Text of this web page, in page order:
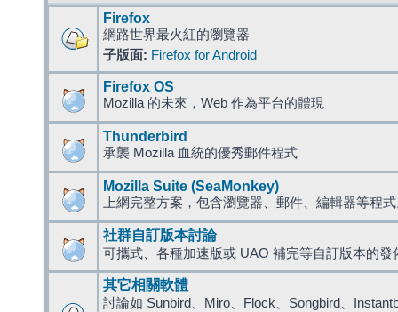
Firefox
網路世界最火紅的瀏覽器
子版面: Firefox for Android
Firefox OS
Mozilla 的未來，Web 作為平台的體現
Thunderbird
承襲 Mozilla 血統的優秀郵件程式
Mozilla Suite (SeaMonkey)
上網完整方案，包含瀏覽器、郵件、編輯器等程
社群自訂版本討論
可攜式、各種加速版或 UAO 補完等自訂版本的發
其它相關軟體
討論如 Sunbird、Miro、Flock、Songbird、